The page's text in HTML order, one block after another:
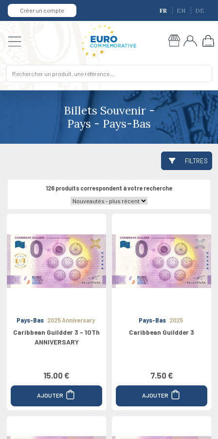
Créer un compte FR EN DE
Billets Souvenir -
Pays - Pays-Bas
FILTRES
126 produits correspondent à votre recherche
Pays-Bas 2025 Anniversary
Caribbean Guildder 3 - 10Th
ANNIVERSARY
15.00 €
AJOUTER
Pays-Bas 2025
Caribbean Guildder 3
7.50 €
AJOUTER